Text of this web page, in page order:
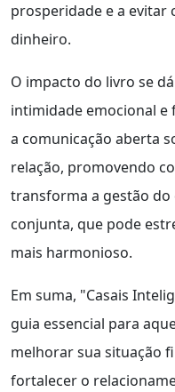
prosperidade e a evitar
dinheiro.
O impacto do livro se
intimidade emocional e
a comunicação aberta
relação, promovendo
transforma a gestão
conjunta, que pode
mais harmonioso.
Em suma, "Casais
guia essencial para
melhorar sua situação
fortalecer o